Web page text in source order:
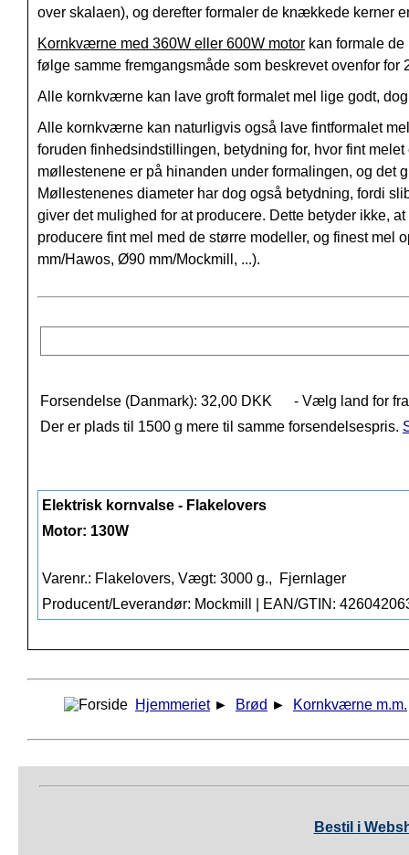
over skalaen), og derefter formaler de knækkede kerner
Kornkværne med 360W eller 600W motor kan formale
følge samme fremgangsmåde som beskrevet ovenfor for
Alle kornkværne kan lave groft formalet mel lige godt,
Alle kornkværne kan naturligvis også lave fintformalet
foruden finhedsindstillingen, betydning for, hvor fint
møllestenene er på hinanden under formalingen, og det
Møllestenenes diameter har dog også betydning, fordi
giver det mulighed for at producere. Dette betyder ikke,
producere fint mel med de større modeller, og finest
mm/Hawos, Ø90 mm/Mockmill, ...).
Forsendelse (Danmark): 32,00 DKK
- Vælg land for
Der er plads til 1500 g mere til samme forsendelsespris.
Elektrisk kornvalse - Flakelovers
Motor: 130W
Varenr.: Flakelovers, Vægt: 3000 g.,
Fjernlager
Producent/Leverandør: Mockmill | EAN/GTIN:
Hjemmeriet ► Brød ► Kornkværne m.m.
Bestil i